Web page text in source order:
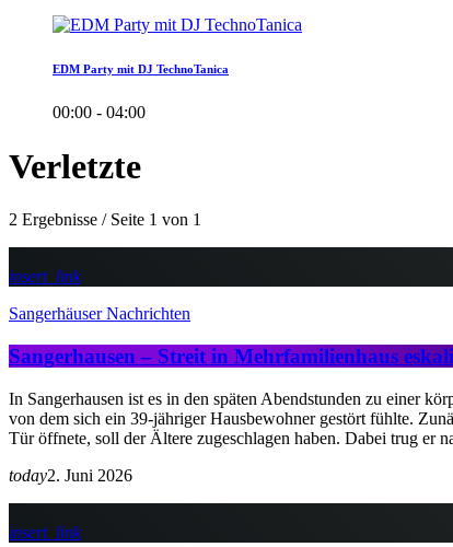
EDM Party mit DJ TechnoTanica
00:00 - 04:00
Verletzte
2 Ergebnisse / Seite 1 von 1
insert_link
Sangerhäuser Nachrichten
Sangerhausen – Streit in Mehrfamilienhaus
In Sangerhausen ist es in den späten Abendstunden zu einer
von dem sich ein 39-jähriger Hausbewohner gestört fühlte.
Tür öffnete, soll der Ältere zugeschlagen haben. Dabei trug er
today2. Juni 2026
insert_link